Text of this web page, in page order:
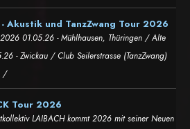
- Akustik und TanzZwang Tour 2026
2026 01.05.26 - Mühlhausen, Thüringen / Alte
- Zwickau / Club Seilerstrasse (TanzZwang)
/
Tour 2026
LAIBACH kommt 2026 mit seiner Neuen